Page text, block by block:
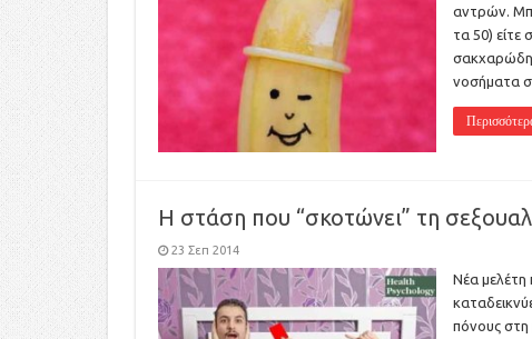
αντρών.
τα 50) είτε
νοσήματα
Η στάση που “σκοτώνει” τη
23 Σεπ 2014
Νέα μελέτη
πόνους στη